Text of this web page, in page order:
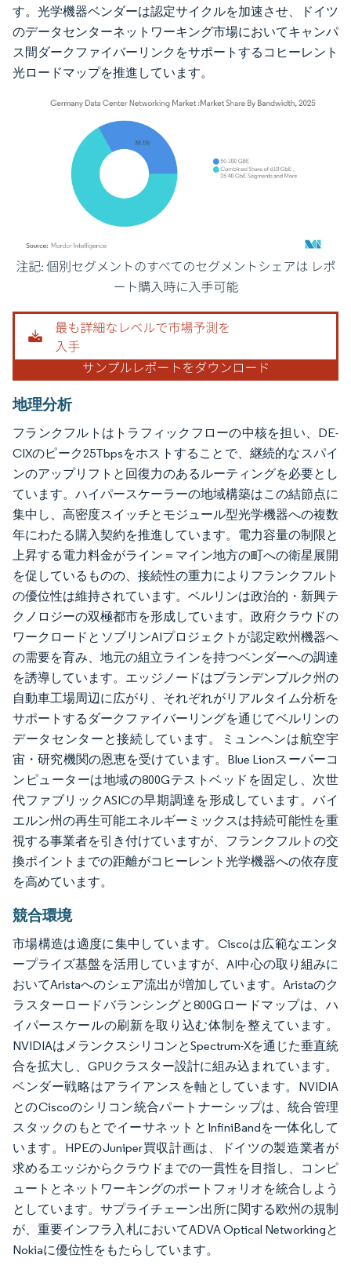
す。光学機器ベンダーは認定サイクルを加速させ、ドイツ
のデータセンターネットワーキング市場においてキャンパ
ス間ダークファイバーリンクをサポートするコヒーレント
光ロードマップを推進しています。
画像 © Mordor Intelligence。再利用にはCC BY 4.0の表示が必要です。
地理分析
フランクフルトはトラフィックフローの中核を担い、DE-
CIXのピーク25Tbpsをホストすることで、継続的なスパイ
ンのアップリフトと回復力のあるルーティングを必要とし
ています。ハイパースケーラーの地域構築はこの結節点に
集中し、高密度スイッチとモジュール型光学機器への複数
年にわたる購入契約を推進しています。電力容量の制限と
上昇する電力料金がライン＝マイン地方の町への衛星展開
を促しているものの、接続性の重力によりフランクフルト
の優位性は維持されています。ベルリンは政治的・新興テ
クノロジーの双極都市を形成しています。政府クラウドの
ワークロードとソブリンAIプロジェクトが認定欧州機器へ
の需要を育み、地元の組立ラインを持つベンダーへの調達
を誘導しています。エッジノードはブランデンブルク州の
自動車工場周辺に広がり、それぞれがリアルタイム分析を
サポートするダークファイバーリングを通じてベルリンの
データセンターと接続しています。ミュンヘンは航空宇
宙・研究機関の恩恵を受けています。Blue Lionスーパーコ
ンピューターは地域の800Gテストベッドを固定し、次世
代ファブリックASICの早期調達を形成しています。バイ
エルン州の再生可能エネルギーミックスは持続可能性を重
視する事業者を引き付けていますが、フランクフルトの交
換ポイントまでの距離がコヒーレント光学機器への依存度
を高めています。
競合環境
市場構造は適度に集中しています。Ciscoは広範なエンタ
ープライズ基盤を活用していますが、AI中心の取り組みに
おいてAristaへのシェア流出が増加しています。Aristaのク
ラスターロードバランシングと800Gロードマップは、ハ
イパースケールの刷新を取り込む体制を整えています。
NVIDIAはメランクスシリコンとSpectrum-Xを通じた垂直統
合を拡大し、GPUクラスター設計に組み込まれています。
ベンダー戦略はアライアンスを軸としています。NVIDIA
とのCiscoのシリコン統合パートナーシップは、統合管理
スタックのもとでイーサネットとInfiniBandを一体化して
います。HPEのJuniper買収計画は、ドイツの製造業者が
求めるエッジからクラウドまでの一貫性を目指し、コンピ
ュートとネットワーキングのポートフォリオを統合しよう
としています。サプライチェーン出所に関する欧州の規制
が、重要インフラ入札においてADVA Optical Networkingと
Nokiaに優位性をもたらしています。